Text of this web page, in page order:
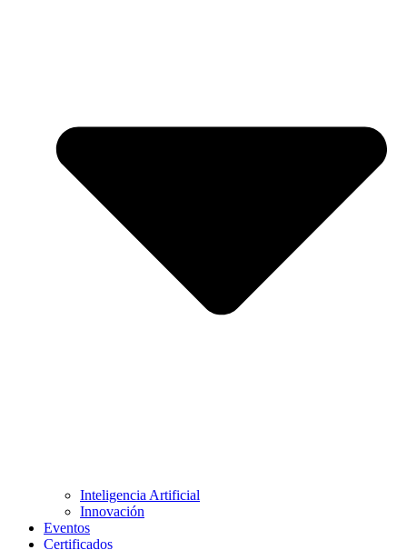
Inteligencia Artificial
Innovación
Eventos
Certificados